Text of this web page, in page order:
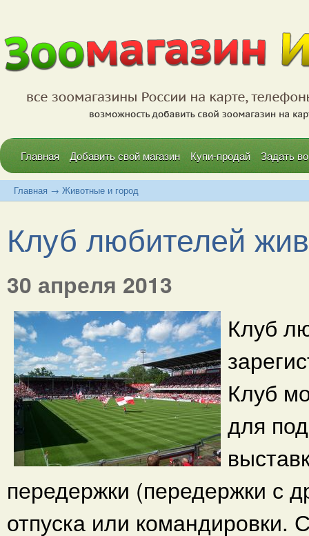
Главная Добавить свой магазин Купи-продай Задать
Главная → Животные и город
Клуб любителей
30 апреля 2013
Клуб
Клуб
для
передержки (передержки с
отпуска или командировки.